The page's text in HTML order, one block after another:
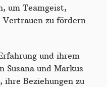
um Teamgeist,
zu fördern.
und ihrem
Susana und Markus
ihre Beziehungen zu